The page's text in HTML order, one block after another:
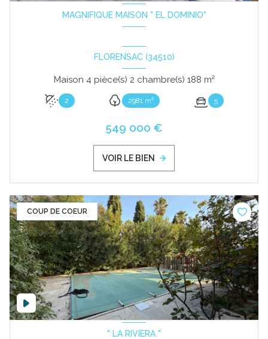
MAGNIFIQUE MAISON " EL DOMINIO"
FLORENSAC (34510)
Maison 4 pièce(s) 2 chambre(s) 188 m²
2 2981 m² 5
549 000 €
VOIR LE BIEN
COUP DE COEUR
" LA RIVIERA "